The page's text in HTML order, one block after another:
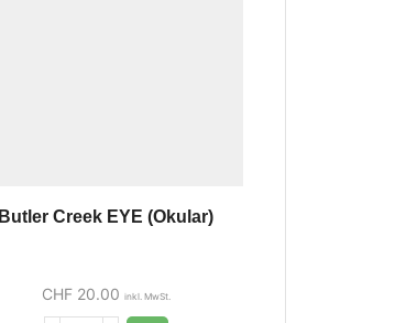
Butler Creek EYE (Okular)
CHF20.00 inkl. MwSt.